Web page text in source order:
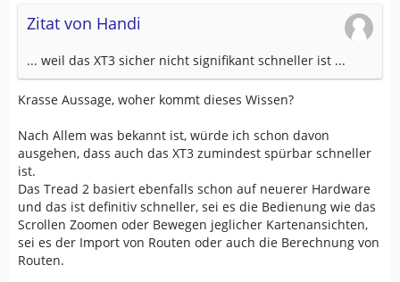
Zitat von Handi
... weil das XT3 sicher nicht signifikant schneller ist ...
Krasse Aussage, woher kommt dieses Wissen?
Nach Allem was bekannt ist, würde ich schon davon
ausgehen, dass auch das XT3 zumindest spürbar schneller
ist.
Das Tread 2 basiert ebenfalls schon auf neuerer Hardware
und das ist definitiv schneller, sei es die Bedienung wie das
Scrollen Zoomen oder Bewegen jeglicher Kartenansichten,
sei es der Import von Routen oder auch die Berechnung von
Routen.